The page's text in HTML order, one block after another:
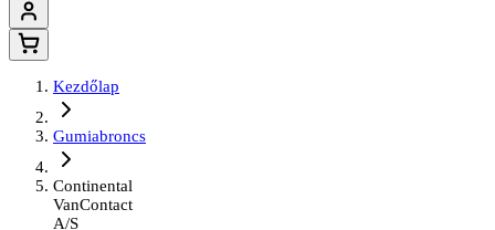
Kezdőlap
Gumiabroncs
Continental
VanContact
A/S